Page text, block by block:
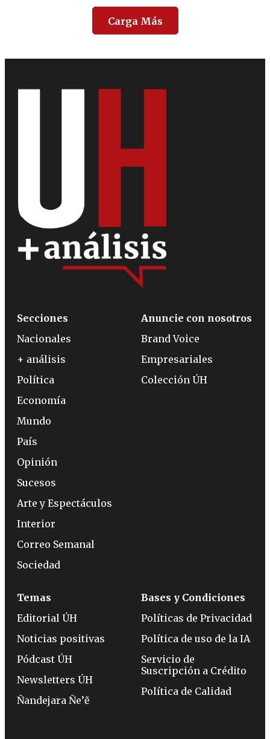
Carga Más
Secciones
Nacionales
+ análisis
Política
Economía
Mundo
País
Opinión
Sucesos
Arte y Espectáculos
Interior
Correo Semanal
Sociedad
Anuncie con nosotros
Brand Voice
Empresariales
Colección ÚH
Temas
Editorial ÚH
Noticias positivas
Pódcast ÚH
Newsletters ÚH
Ñandejara Ñe’ẽ
Bases y Condiciones
Políticas de Privacidad
Política de uso de la IA
Servicio de
Suscripción a Crédito
Política de Calidad